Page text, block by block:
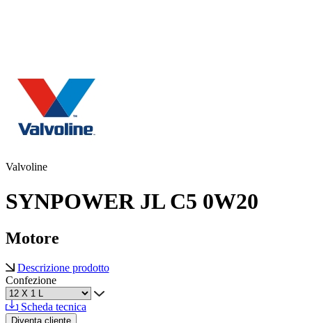
Valvoline
SYNPOWER JL C5 0W20
Motore
Descrizione prodotto
Confezione
Scheda tecnica
Diventa cliente